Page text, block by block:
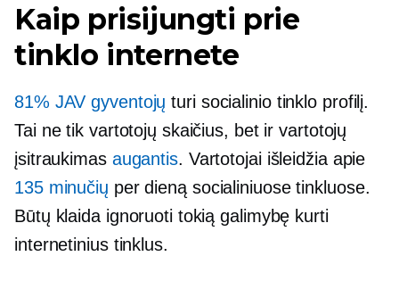
Kaip prisijungti prie
tinklo internete
81% JAV gyventojų turi socialinio tinklo profilį.
Tai ne tik vartotojų skaičius, bet ir vartotojų
įsitraukimas augantis. Vartotojai išleidžia apie
135 minučių per dieną socialiniuose tinkluose.
Būtų klaida ignoruoti tokią galimybę kurti
internetinius tinklus.